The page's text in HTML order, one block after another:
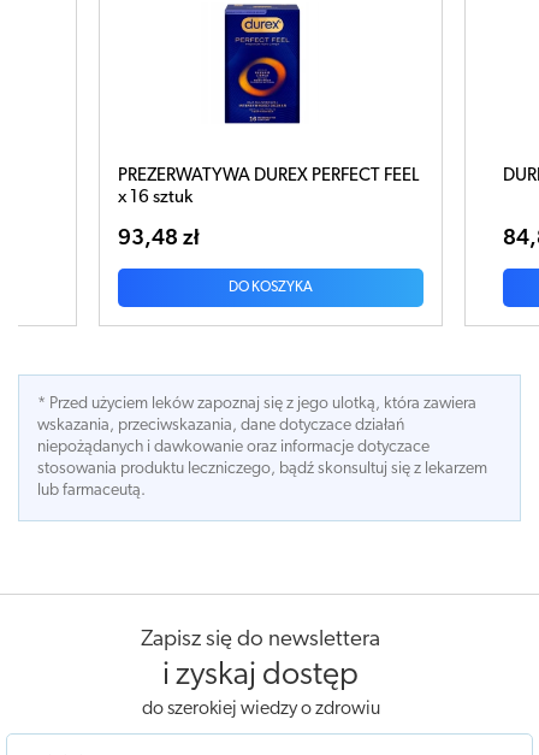
PERFECT FEEL DUREX Sensual No Latex x 20 sztuk
* Przed użyciem leków zapoznaj się z jego ulotką, która zawiera
wskazania, przeciwskazania, dane dotyczace działań
niepożądanych i dawkowanie oraz informacje dotyczace
stosowania produktu leczniczego, bądź skonsultuj się z lekarzem
lub farmaceutą.
Zapisz się do newslettera
i zyskaj dostęp
do szerokiej wiedzy o zdrowiu